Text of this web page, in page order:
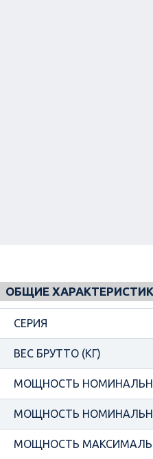
ОБЩИЕ
СЕРИЯ
ВЕС БРУТТО (КГ)
МОЩНОСТЬ
МОЩНОСТЬ
МОЩНОСТЬ